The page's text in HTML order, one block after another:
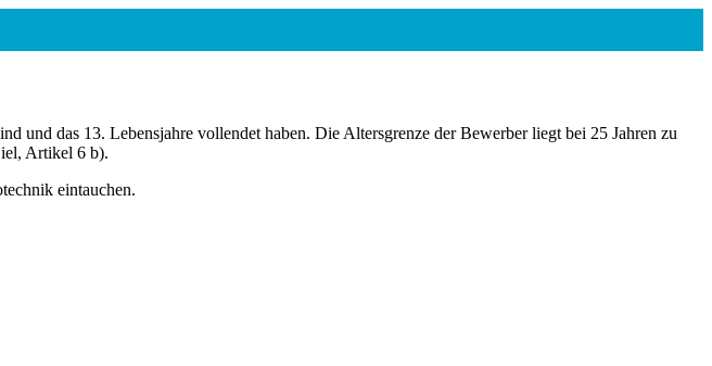
und das 13. Lebensjahre vollendet haben. Die Altersgrenze der Bewerber liegt bei 25 Jahren zu
Artikel 6 b).
eintauchen.